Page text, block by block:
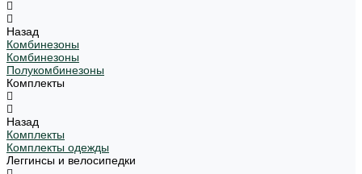
Назад
Комбинезоны
Комбинезоны
Полукомбинезоны
Комплекты
Назад
Комплекты
Комплекты одежды
Леггинсы и велосипедки